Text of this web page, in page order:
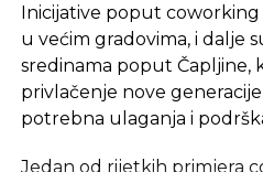
SLEDEĆI
Proizvodi mljekare
zemljama EU
NE PROPUSTITE
Krajina bi uskoro trebala
Inicijative poput
u većim gradovima, i dalje
sredinama poput Čapljine,
privlačenje nove
potrebna ulaganja i
Jedan od rijetkih primjera